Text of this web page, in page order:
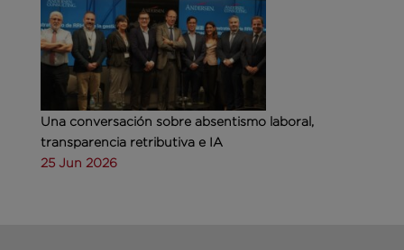
Una conversación sobre absentismo laboral,
transparencia retributiva e IA
25 Jun 2026